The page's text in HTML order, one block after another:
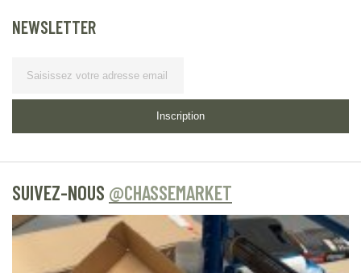
NEWSLETTER
Inscription
SUIVEZ-NOUS @CHASSEMARKET